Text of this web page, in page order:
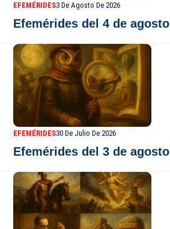
EFEMÉRIDES3 De Agosto De 2026
Efemérides del 4 de agosto
EFEMÉRIDES30 De Julio De 2026
Efemérides del 3 de agosto